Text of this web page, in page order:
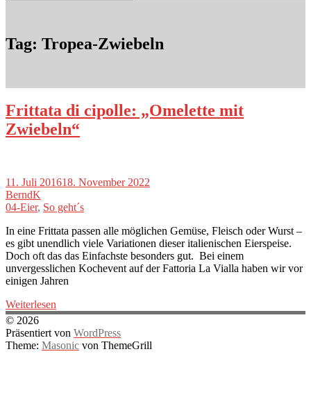
nach:
Tag: Tropea-Zwiebeln
Frittata di cipolle: „Omelette mit
Zwiebeln“
11. Juli 201618. November 2022
BerndK
04-Eier, So geht´s
In eine Frittata passen alle möglichen Gemüse, Fleisch oder Wurst –
es gibt unendlich viele Variationen dieser italienischen Eierspeise.
Doch oft das das Einfachste besonders gut. Bei einem
unvergesslichen Kochevent auf der Fattoria La Vialla haben wir vor
einigen Jahren
Weiterlesen
© 2026
Präsentiert von WordPress
Theme: Masonic von ThemeGrill